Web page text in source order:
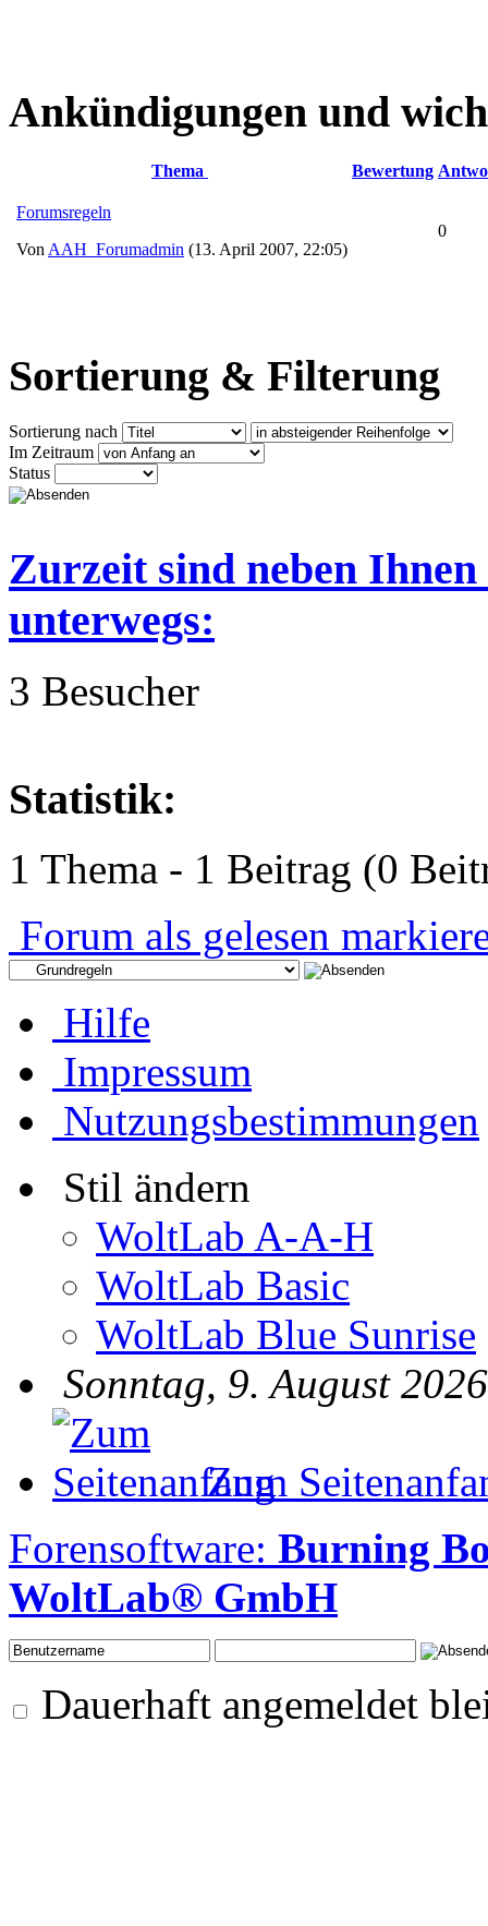
Ankündigungen und
Thema Bewertung
Forumsregeln
Von AAH_Forumadmin (13. April 2007, 22:05)
0
Sortierung & Filterung
Sortierung nach
Im Zeitraum
Status
Zurzeit sind neben
unterwegs:
3 Besucher
Statistik:
1 Thema - 1 Beitrag (0
Forum als gelesen
Hilfe
Impressum
Nutzungsbestimmungen
Stil ändern
WoltLab A-A-H
WoltLab Basic
WoltLab Blue Sunrise
Sonntag, 9. August
Zum
Forensoftware: Burning
WoltLab® GmbH
Dauerhaft angemeldet